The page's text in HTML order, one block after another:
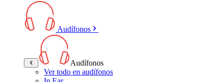
Audífonos
Audífonos
Ver todo en audífonos